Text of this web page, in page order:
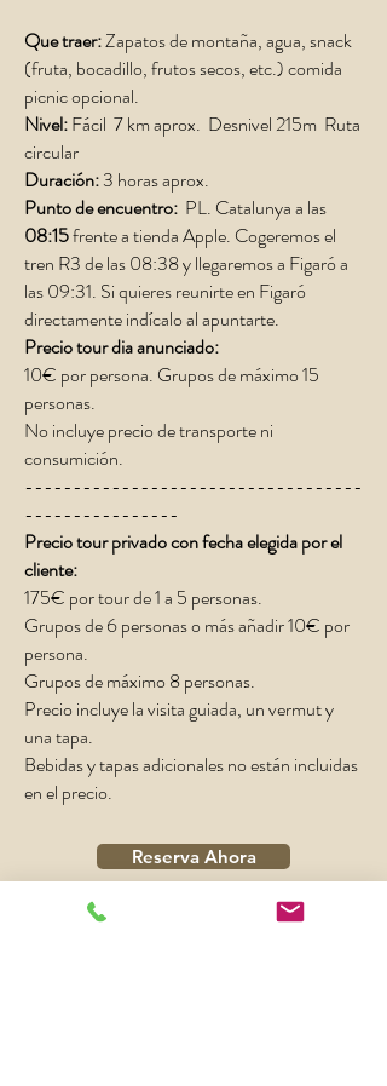
Que traer:Zapatos de montaña, agua, snack
(fruta, bocadillo, frutos secos, etc.) comida
picnic opcional.
Nivel:Fácil 7 km aprox. Desnivel 215m Ruta
circular
Duración:3 horas aprox.
Punto de encuentro: PL. Catalunya a las
08:15frente a tienda Apple. Cogeremos el
tren R3 de las 08:38 y llegaremos a Figaró a
las 09:31. Si quieres reunirte en Figaró
directamente indícalo al apuntarte.
Precio tour dia anunciado:
10€ por persona. Grupos de máximo 15
personas.
No incluye precio de transporte ni
consumición.
-----------------------------------
----------------
Precio tour privado con fecha elegida por el
cliente:
175€ por tour de 1 a 5 personas. ​
Grupos de 6 personas o más añadir 10€ por
persona.
Grupos de máximo 8 personas.
Precio incluye la visita guiada, un vermut y
una tapa.
Bebidas y tapas adicionales no están incluidas
en el precio.
Reserva Ahora